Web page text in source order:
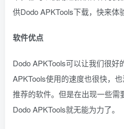
供Dodo APKTools下载，快来体
软件优点
Dodo APKTools可以让我们很
APKTools使用的速度也很快，
推荐的软件。但是在出现一些需
Dodo APKTools就无能为力了。